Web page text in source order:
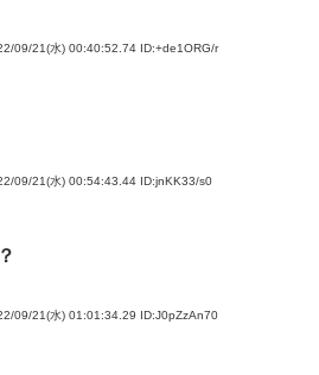
09/21(水) 00:40:52.74 ID:+de1ORG/r
09/21(水) 00:54:43.44 ID:jnKK33/s0
09/21(水) 01:01:34.29 ID:J0pZzAn70